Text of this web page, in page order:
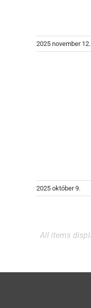
2025 november 12.
2025 október 9.